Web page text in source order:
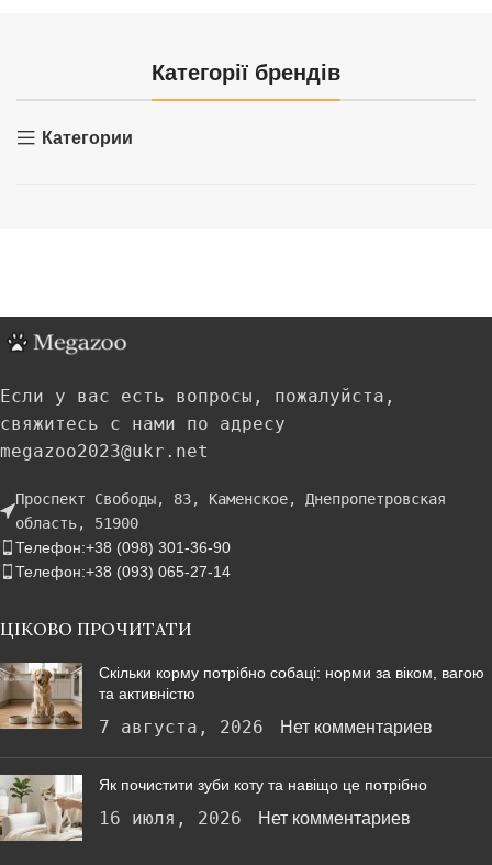
Категорії брендів
Категории
Если у вас есть вопросы, пожалуйста,
свяжитесь с нами по адресу
megazoo2023@ukr.net
Проспект Свободы, 83, Каменское, Днепропетровская
область, 51900
Телефон:+38 (098) 301-36-90
Телефон:+38 (093) 065-27-14
ЦІКОВО ПРОЧИТАТИ
Скільки корму потрібно собаці: норми за віком, вагою
та активністю
7 августа, 2026 Нет комментариев
Як почистити зуби коту та навіщо це потрібно
16 июля, 2026 Нет комментариев